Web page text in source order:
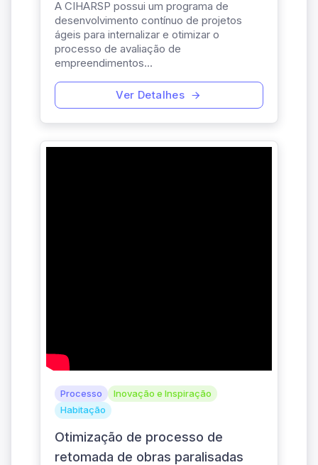
A CIHARSP possui um programa de
desenvolvimento contínuo de projetos
ágeis para internalizar e otimizar o
processo de avaliação de
empreendimentos...
Ver Detalhes
Processo
Inovação e Inspiração
Habitação
Otimização de processo de
retomada de obras paralisadas